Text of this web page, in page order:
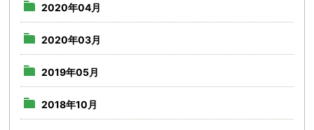
2020年04月
2020年03月
2019年05月
2018年10月